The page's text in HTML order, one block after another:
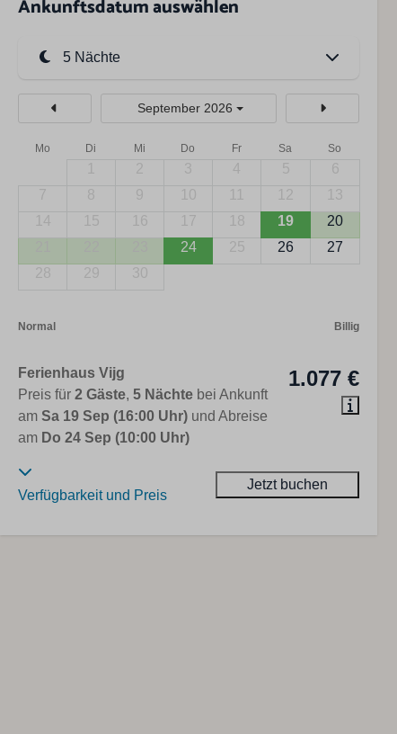
Ankunftsdatum auswählen
September 2026
Mo Di Mi Do Fr Sa So
2 3 4 5
6
7
8 9 10 12
13
14
15 16 17 18 19
20
24 25 26
27
28
29 30
Normal Billig
1.077 €
Ferienhaus Vijg
Preis für 2 Gäste, 5 Nächte bei Ankunft
am Sa 19 Sep (16:00 Uhr) und Abreise
am Do 24 Sep (10:00 Uhr)
Verfügbarkeit und Preis
Jetzt buchen